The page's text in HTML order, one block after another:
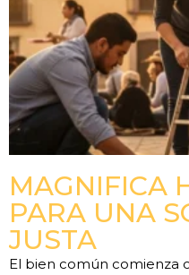
MAGNIFICA
PARA UNA
JUSTA
El bien común comienza